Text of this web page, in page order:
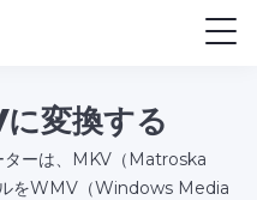
変換する
ターは、MKV（Matroska
をWMV（Windows Media